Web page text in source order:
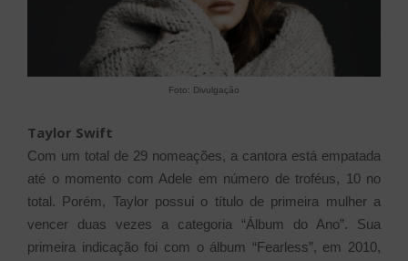
Foto: Divulgação
Taylor Swift
Com um total de 29 nomeações, a cantora está empatada
até o momento com Adele em número de troféus, 10 no
total. Porém, Taylor possui o título de primeira mulher a
vencer duas vezes a categoria “Álbum do Ano”. Sua
primeira indicação foi com o álbum “Fearless”, em 2010,